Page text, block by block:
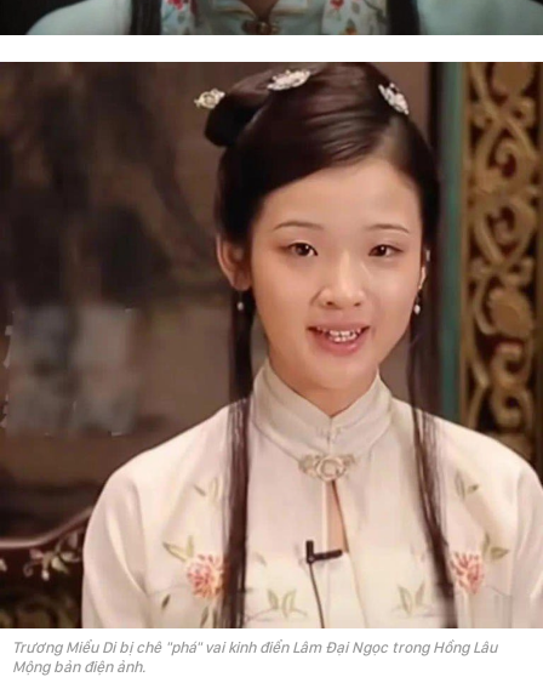
Trương Miểu Di bị chê "phá" vai kinh điển Lâm Đại Ngọc trong Hồng Lâu
Mộng bản điện ảnh.